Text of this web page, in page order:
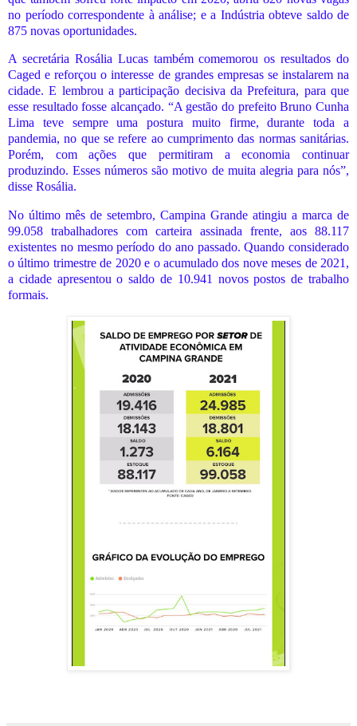
no período correspondente à análise; e a Indústria obteve saldo de
875 novas oportunidades.
A secretária Rosália Lucas também comemorou os resultados do
Caged e reforçou o interesse de grandes empresas se instalarem na
cidade. E lembrou a participação decisiva da Prefeitura, para que
esse resultado fosse alcançado. “A gestão do prefeito Bruno Cunha
Lima teve sempre uma postura muito firme, durante toda a
pandemia, no que se refere ao cumprimento das normas sanitárias.
Porém, com ações que permitiram a economia continuar
produzindo. Esses números são motivo de muita alegria para nós”,
disse Rosália.
No último mês de setembro, Campina Grande atingiu a marca de
99.058 trabalhadores com carteira assinada frente, aos 88.117
existentes no mesmo período do ano passado. Quando considerado
o último trimestre de 2020 e o acumulado dos nove meses de 2021,
a cidade apresentou o saldo de 10.941 novos postos de trabalho
formais.